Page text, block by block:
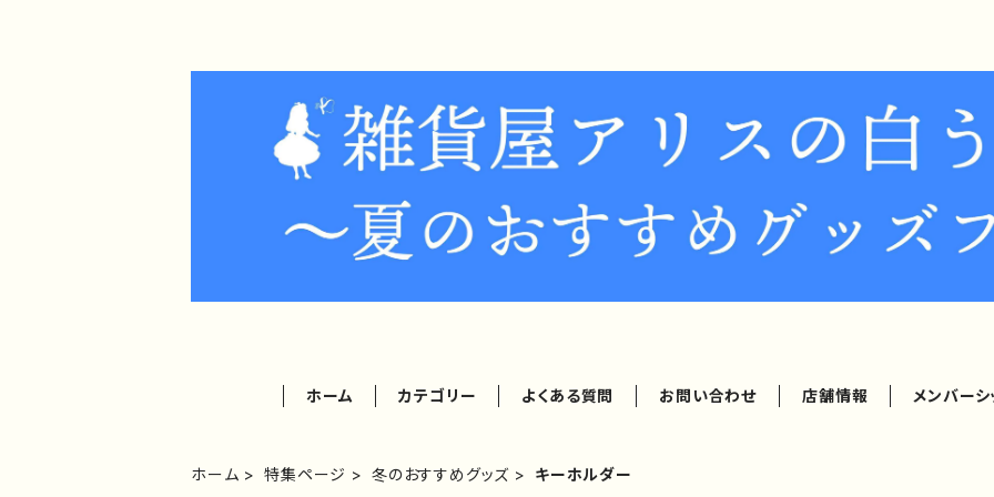
ホーム カテゴリー よくある質問 お問い合わせ 店舗情報 メンバーシ
ホーム 特集ページ 冬のおすすめグッズ キーホルダー